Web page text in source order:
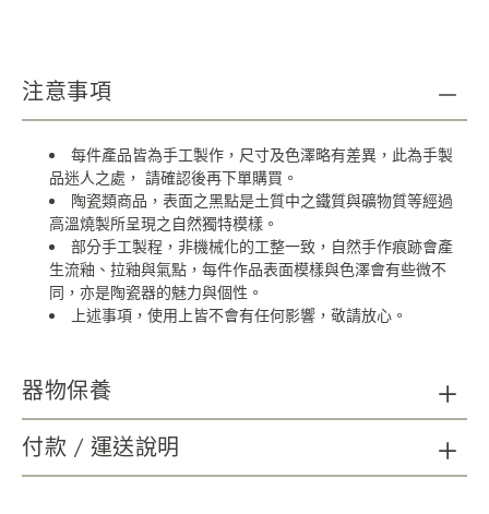
注意事項
每件產品皆為手工製作，尺寸及色澤略有差異，此為手製
品迷人之處， 請確認後再下單購買。
陶瓷類商品，表面之黑點是土質中之鐵質與礦物質等經過
高溫燒製所呈現之自然獨特模樣。
部分手工製程，非機械化的工整一致，自然手作痕跡會產
生流釉、拉釉與氣點，每件作品表面模樣與色澤會有些微不
同，亦是陶瓷器的魅力與個性。
上述事項，使用上皆不會有任何影響，敬請放心。
器物保養
陶瓷器清潔：請以海綿、精緻瓷器專用刷具及不具顆粒磨
砂功能之餐具中性洗劑，延長使用年限；無法以洗碗機清洗。
木質及金屬材質如需清潔，請以柔軟乾布擦拭。
付款 / 運送說明